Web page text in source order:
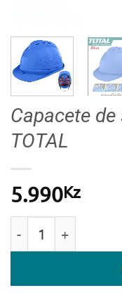
Capacete
TOTAL
5.990Kz